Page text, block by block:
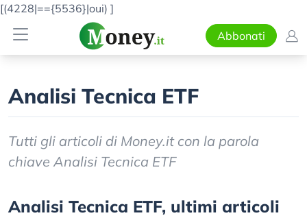
[(4228|=={5536}|oui) ]
Abbonati
Analisi Tecnica ETF
Tutti gli articoli di Money.it con la parola
chiave Analisi Tecnica ETF
Analisi Tecnica ETF, ultimi articoli